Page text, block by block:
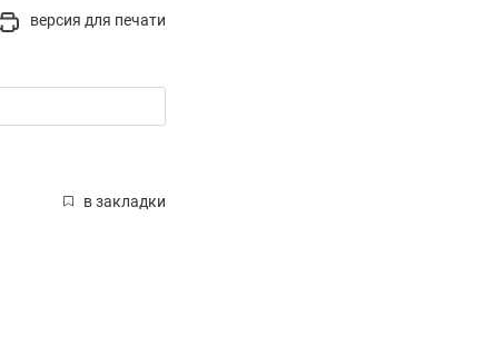
версия для печати
в закладки